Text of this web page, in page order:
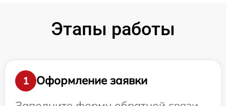
Этапы работы
1
Оформление заявки